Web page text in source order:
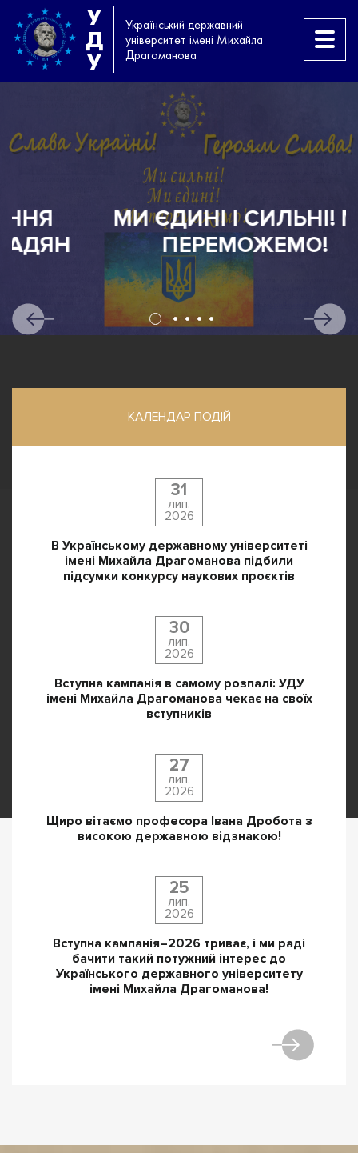
У
Д
У
Український державний
університет імені Михайла
Драгоманова
МИ ЄДИНІ І СИЛЬНІ! МИ
ПЕРЕМОЖЕМО!
КАЛЕНДАР ПОДІЙ
31
лип.
2026
В Українському державному університеті
імені Михайла Драгоманова підбили
підсумки конкурсу наукових проєктів
30
лип.
2026
Вступна кампанія в самому розпалі: УДУ
імені Михайла Драгоманова чекає на своїх
вступників
27
лип.
2026
Щиро вітаємо професора Івана Дробота з
високою державною відзнакою!
25
лип.
2026
Вступна кампанія–2026 триває, і ми раді
бачити такий потужний інтерес до
Українського державного університету
імені Михайла Драгоманова!